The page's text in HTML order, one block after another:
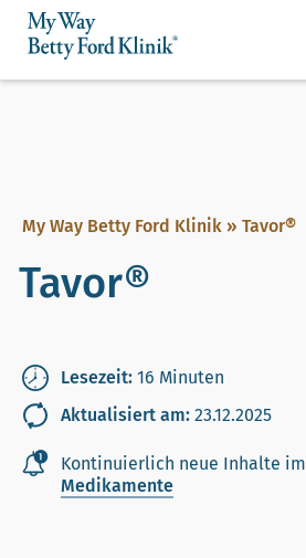
My Way Betty Ford Klinik » Tavor®
Tavor®
Lesezeit: 16 Minuten
Aktualisiert am: 23.12.2025
Kontinuierlich neue Inhalte im
Medikamente